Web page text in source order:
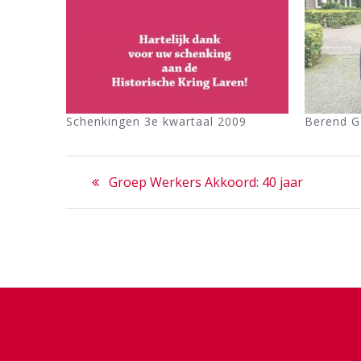
Schenkingen 3e kwartaal 2009 Berend
Bericht
navigatie
Previous
Groep Werkers Akkoord: 40 jaar